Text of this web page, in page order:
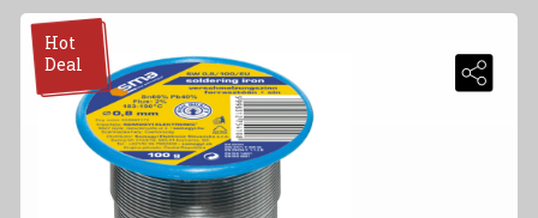
Hot
Deal